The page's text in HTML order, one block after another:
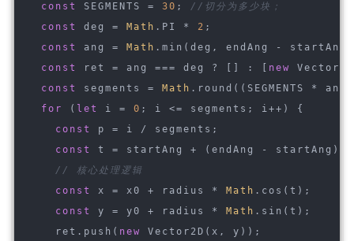
const
SEGMENTS = 30 ; //切分为多少块；
const
deg = Math .PI * 2 ;
const
ang = Math .min(deg, endAng -
const
ret = ang === deg ? [] : [ new
const
segments = Math .round((SEGMENTS *
for
( let i = 0 ; i <= segments; i++) {
const
p = i / segments;
const
t = startAng + (endAng - startAng)
// 核心处理逻辑
const
x = x0 + radius * Math .cos(t);
const
y = y0 + radius * Math .sin(t);
ret.push( new
Vector2D(x, y));